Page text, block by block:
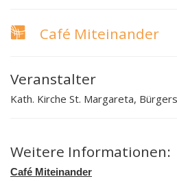
Café Miteinander
Veranstalter
Kath. Kirche St. Margareta,
Weitere Informationen:
Café Miteinander